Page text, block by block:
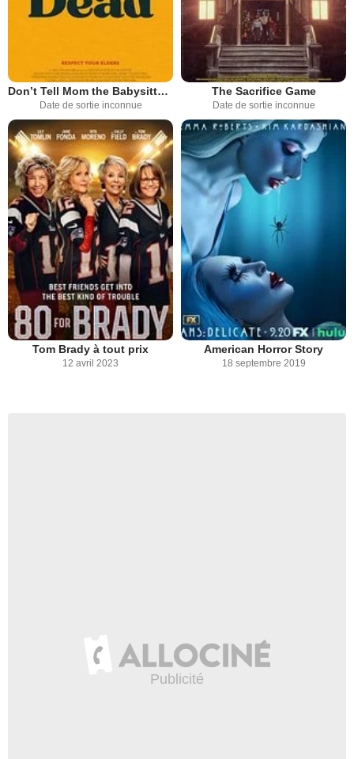
Don’t Tell Mom the Babysitter’s Dead
Date de sortie inconnue
The Sacrifice Game
Date de sortie inconnue
Tom Brady à tout prix
12 avril 2023
American Horror Story
18 septembre 2019